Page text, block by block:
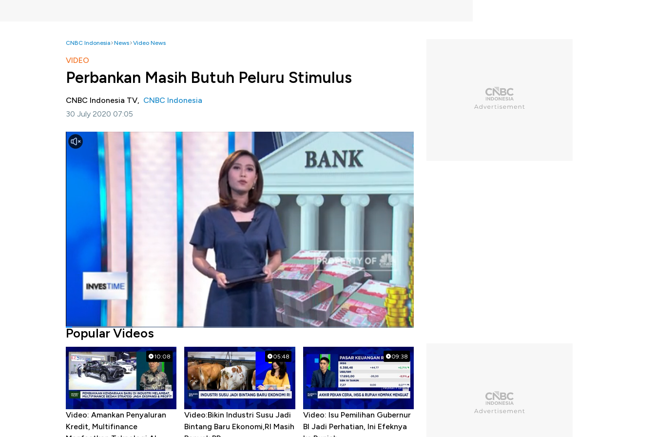
CNBC Indonesia News Video News
VIDEO
Perbankan Masih Butuh Peluru Stimulus
CNBC Indonesia TV, CNBC Indonesia
30 July 2020 07:05
Jakarta, CNBC Indonesia -
Sektor perbankan telah mendapatkan guyuran stimulus fiskal dan
moneter. Namun dengan hantaman virus corona yang begitu keras, stimulus yang digelontorkan
dirasa belum cukup untuk mengoptimalkan kinerja di tengah kondisi ekonomi yang tidak normal
karena pandemi corona.
Simak pemaparan Andi Shalini di program Investime CNBC Indonesia (Rabu, 29/07/2020) berikut ini.
#kebijakan moneter #kebijakan fiskal #perbankan #stimulus pemerintah
Popular Videos
10:08
Video: Amankan Penyaluran
Kredit, Multifinance
05:48
Video:Bikin Industri Susu Jadi
Bintang Baru Ekonomi,RI Masih
09:38
Video: Isu Pemilihan Gubernur
BI Jadi Perhatian, Ini Efeknya